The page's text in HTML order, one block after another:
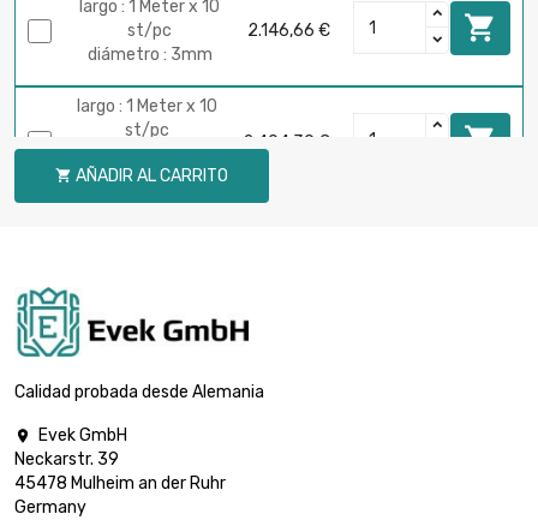
largo : 1 Meter x 10
st/pc
diámetro : 3mm
2.146,66 € 
largo : 1 Meter x 10
st/pc
diámetro :
3.175mm
2.404,39 € 
largo : 1 Meter x 10
diámetro : 4mm
largo : 1 Meter x 5
st/pc
 AÑADIR AL CARRITO
Calidad probada desde Alemania

Evek GmbH
Neckarstr. 39
45478 Mulheim an der Ruhr
Germany